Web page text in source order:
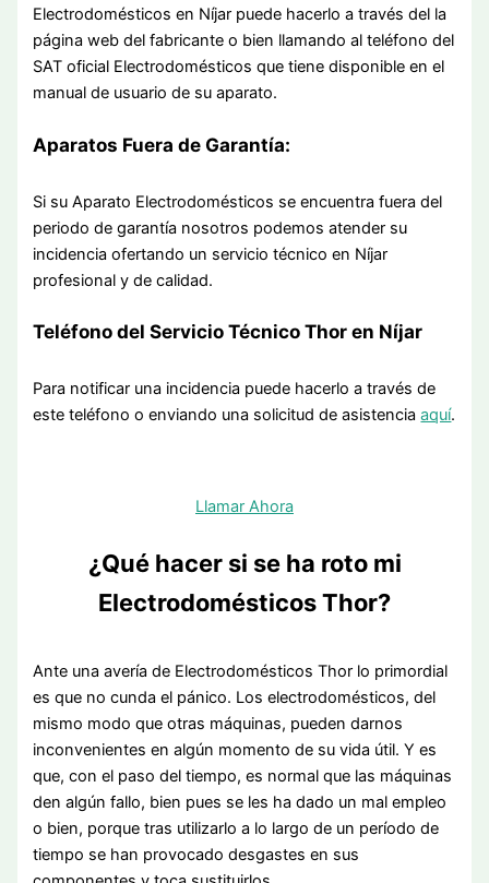
Electrodomésticos en Níjar puede hacerlo a través del la
página web del fabricante o bien llamando al teléfono del
SAT oficial Electrodomésticos que tiene disponible en el
manual de usuario de su aparato.
Aparatos Fuera de Garantía:
Si su Aparato Electrodomésticos se encuentra fuera del
periodo de garantía nosotros podemos atender su
incidencia ofertando un servicio técnico en Níjar
profesional y de calidad.
Teléfono del Servicio Técnico Thor en Níjar
Para notificar una incidencia puede hacerlo a través de
este teléfono o enviando una solicitud de asistenciaaquí.
Llamar Ahora
¿Qué hacer si se ha roto mi
Electrodomésticos Thor?
Ante una avería de Electrodomésticos Thor lo primordial
es que no cunda el pánico. Los electrodomésticos, del
mismo modo que otras máquinas, pueden darnos
inconvenientes en algún momento de su vida útil. Y es
que, con el paso del tiempo, es normal que las máquinas
den algún fallo, bien pues se les ha dado un mal empleo
o bien, porque tras utilizarlo a lo largo de un período de
tiempo se han provocado desgastes en sus